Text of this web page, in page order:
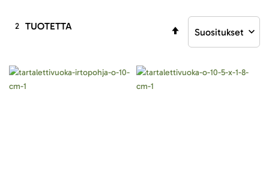
2 TUOTETTA
Aseta